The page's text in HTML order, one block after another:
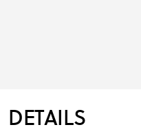
DETAILS